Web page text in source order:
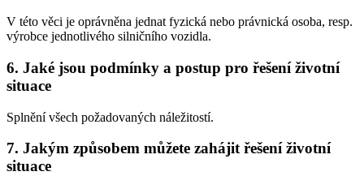
V této věci je oprávněna jednat fyzická nebo právnická osoba, resp.
výrobce jednotlivého silničního vozidla.
6. Jaké jsou podmínky a postup pro řešení životní
situace
Splnění všech požadovaných náležitostí.
7. Jakým způsobem můžete zahájit řešení životní
situace